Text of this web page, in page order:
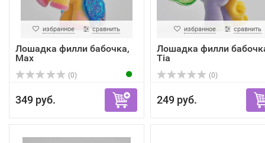
избранное сравнить
Лошадка филли бабочка,
Max
(0)
349 руб.
избранное сравнить
Лошадка филли
Tia
(0)
249 руб.